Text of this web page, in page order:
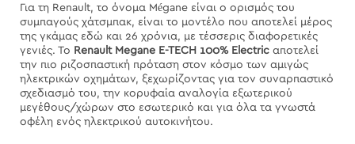
Για τη Renault, το όνομα Mégane είναι ο ορισμός του
συμπαγούς χάτσμπακ, είναι το μοντέλο που αποτελεί μέρος
της γκάμας εδώ και 26 χρόνια, με τέσσερις διαφορετικές
γενιές. Το Renault Megane E-TECH 100% Electric αποτελεί
την πιο ριζοσπαστική πρόταση στον κόσμο των αμιγώς
ηλεκτρικών οχημάτων, ξεχωρίζοντας για τον συναρπαστικό
σχεδιασμό του, την κορυφαία αναλογία εξωτερικού
μεγέθους/χώρων στο εσωτερικό και για όλα τα γνωστά
οφέλη ενός ηλεκτρικού αυτοκινήτου.